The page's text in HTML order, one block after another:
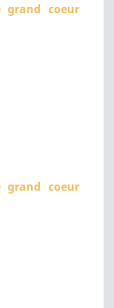
grand coeur
grand coeur